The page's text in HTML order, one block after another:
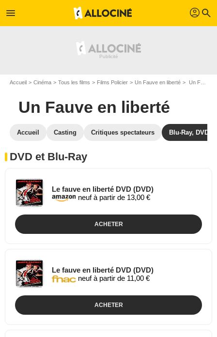
menu profil search
Accueil Cinéma Tous les films Films Policier Un Fauve en liberté Un Fauve en liberté en DVD Blu Ray
Un Fauve en liberté
Accueil Casting Critiques spectateurs Blu-Ray, DVD
DVD et Blu-Ray
Le fauve en liberté DVD (DVD)
neuf à partir de 13,00 €
ACHETER
Le fauve en liberté DVD (DVD)
neuf à partir de 11,00 €
ACHETER